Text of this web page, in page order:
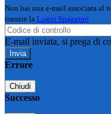
Non hai una e-mail associata al
tramite la Login Spaggiari
E-mail inviata, si prega di
Errore
Chiudi
Successo